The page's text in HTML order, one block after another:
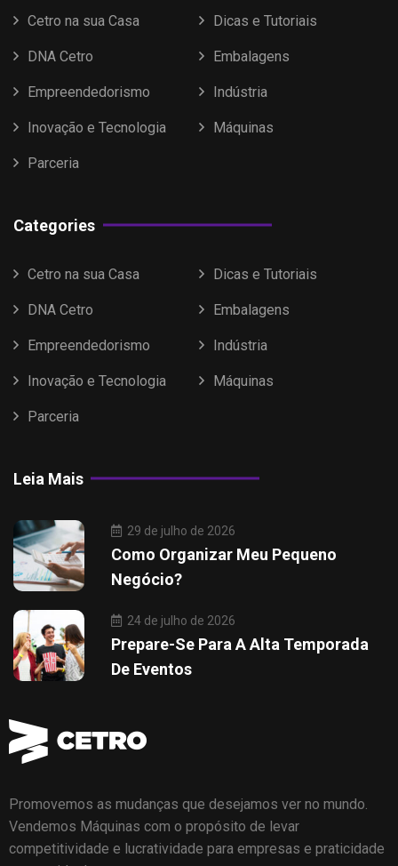
Cetro na sua Casa Dicas e Tutoriais
DNA Cetro Embalagens
Empreendedorismo Indústria
Inovação e Tecnologia Máquinas
Parceria
Categories
Cetro na sua Casa Dicas e Tutoriais
DNA Cetro Embalagens
Empreendedorismo Indústria
Inovação e Tecnologia Máquinas
Parceria
Leia Mais
29 de julho de 2026
Como Organizar Meu Pequeno
Negócio?
24 de julho de 2026
Prepare-Se Para A Alta Temporada
De Eventos
Promovemos as mudanças que desejamos ver no mundo.
Vendemos Máquinas com o propósito de levar
competitividade e lucratividade para empresas e praticidade